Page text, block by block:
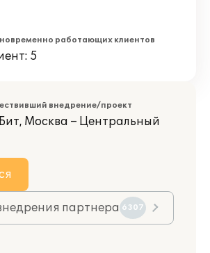
работающих клиентов
5
внедрение/проект
Москва – Центральный
партнера 6307